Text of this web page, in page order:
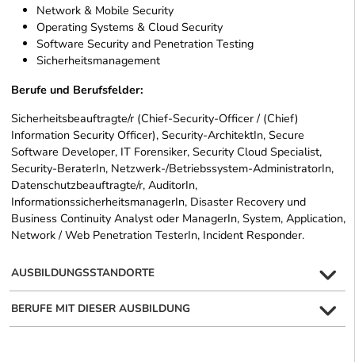
Network & Mobile Security
Operating Systems & Cloud Security
Software Security and Penetration Testing
Sicherheitsmanagement
Berufe und Berufsfelder:
Sicherheitsbeauftragte/r (Chief-Security-Officer / (Chief)
Information Security Officer), Security-ArchitektIn, Secure
Software Developer, IT Forensiker, Security Cloud Specialist,
Security-BeraterIn, Netzwerk-/Betriebssystem-AdministratorIn,
Datenschutzbeauftragte/r, AuditorIn,
InformationssicherheitsmanagerIn, Disaster Recovery und
Business Continuity Analyst oder ManagerIn, System, Application,
Network / Web Penetration TesterIn, Incident Responder.
AUSBILDUNGSSTANDORTE
BERUFE MIT DIESER AUSBILDUNG